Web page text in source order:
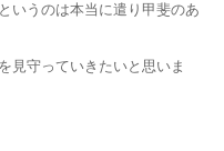
いうのは本当に遣り甲斐のあ
見守っていきたいと思いま